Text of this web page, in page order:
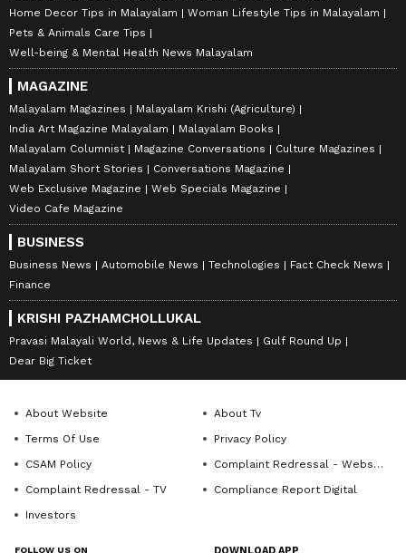
Home Decor Tips in Malayalam
Woman Lifestyle Tips in Malayalam
Pets & Animals Care Tips
Well-being & Mental Health News Malayalam
MAGAZINE
Malayalam Magazines
Malayalam Krishi (Agriculture)
India Art Magazine Malayalam
Malayalam Books
Malayalam Columnist
Magazine Conversations
Culture Magazines
Malayalam Short Stories
Conversations Magazine
Web Exclusive Magazine
Web Specials Magazine
Video Cafe Magazine
BUSINESS
Business News Automobile News Technologies
Fact Check News
Finance
KRISHI PAZHAMCHOLLUKAL
Pravasi Malayali World, News & Life Updates
Gulf Round Up
Dear Big Ticket
About Website
About Tv
Terms Of Use
Privacy Policy
CSAM Policy
Complaint Redressal - Website
Complaint Redressal - TV
Compliance Report Digital
Investors
FOLLOW US ON DOWNLOAD APP